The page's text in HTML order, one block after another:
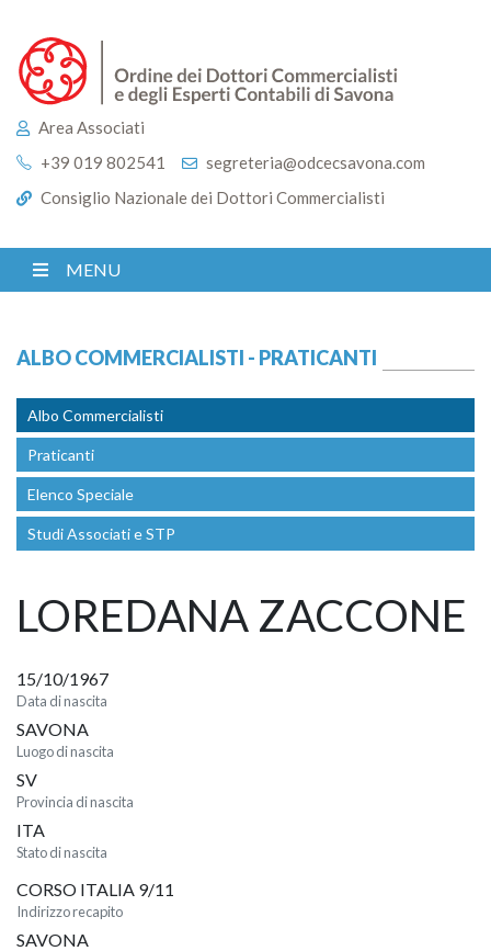
Area Associati
+39 019 802541
segreteria@odcecsavona.com
Consiglio Nazionale dei Dottori Commercialisti
MENU
ALBO COMMERCIALISTI - PRATICANTI
Albo Commercialisti
Praticanti
Elenco Speciale
Studi Associati e STP
LOREDANA ZACCONE
15/10/1967
Data di nascita
SAVONA
Luogo di nascita
SV
Provincia di nascita
ITA
Stato di nascita
CORSO ITALIA 9/11
Indirizzo recapito
SAVONA